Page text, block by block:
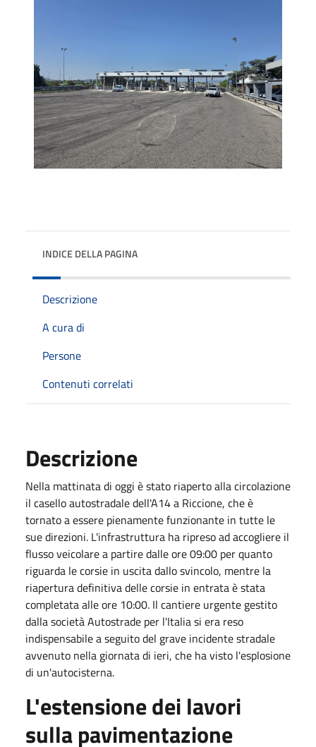
INDICE DELLA PAGINA
Descrizione
A cura di
Persone
Contenuti correlati
Descrizione
Nella mattinata di oggi è stato riaperto alla circolazione
il casello autostradale dell'A14 a Riccione, che è
tornato a essere pienamente funzionante in tutte le
sue direzioni. L'infrastruttura ha ripreso ad accogliere il
flusso veicolare a partire dalle ore09:00 per quanto
riguarda le corsie in uscita dallo svincolo, mentre la
riapertura definitiva delle corsie in entrata è stata
completata alle ore 10:00. Il cantiere urgente gestito
dalla società Autostrade per l'Italia si era reso
indispensabile a seguito del grave incidente stradale
avvenuto nella giornata di ieri, che ha visto l'esplosione
di un'autocisterna.
L'estensione dei lavori
sulla pavimentazione